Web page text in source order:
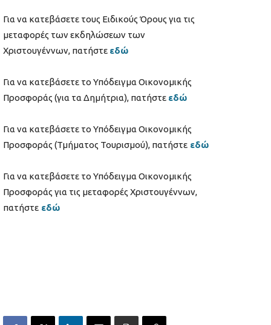
Για να κατεβάσετε τους Ειδικούς Όρους για τις
μεταφορές των εκδηλώσεων των
Χριστουγέννων, πατήστε εδώ
Για να κατεβάσετε το Υπόδειγμα Οικονομικής
Προσφοράς (για τα Δημήτρια), πατήστε εδώ
Για να κατεβάσετε το Υπόδειγμα Οικονομικής
Προσφοράς (Τμήματος Τουρισμού), πατήστε εδώ
Για να κατεβάσετε το Υπόδειγμα Οικονομικής
Προσφοράς για τις μεταφορές Χριστουγέννων,
πατήστε εδώ